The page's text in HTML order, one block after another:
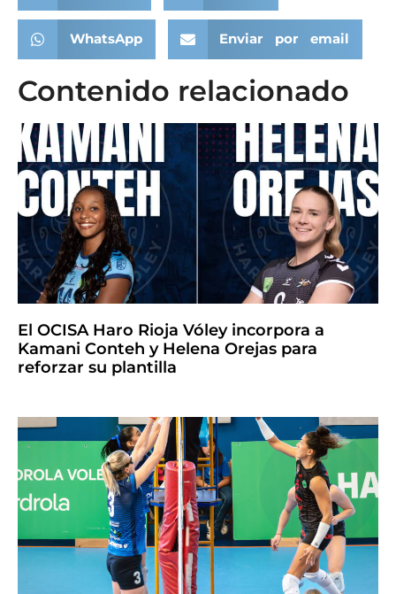
WhatsApp Enviar por email
Contenido relacionado
El OCISA Haro Rioja Vóley incorpora a
Kamani Conteh y Helena Orejas para
reforzar su plantilla